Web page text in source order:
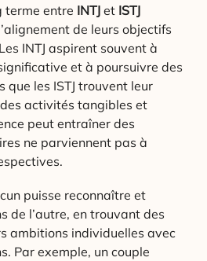
terme entre INTJ et ISTJ
de leurs objectifs
INTJ aspirent souvent à
et à poursuivre des
les ISTJ trouvent leur
activités tangibles et
peut entraîner des
ne parviennent pas à
puisse reconnaître et
de l’autre, en trouvant des
ambitions individuelles avec
Par exemple, un couple